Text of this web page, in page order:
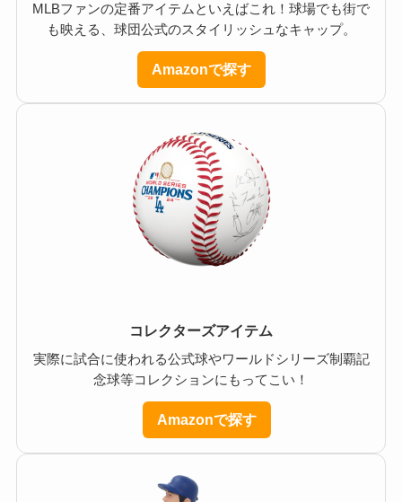
MLBファンの定番アイテムといえばこれ！球場でも街で
も映える、球団公式のスタイリッシュなキャップ。
Amazonで探す
コレクターズアイテム
実際に試合に使われる公式球やワールドシリーズ制覇記
念球等コレクションにもってこい！
Amazonで探す